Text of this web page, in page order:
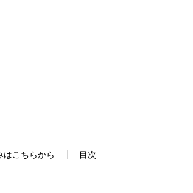
はこちらから 目次